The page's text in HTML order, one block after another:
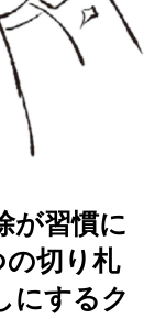
が習慣に
切り札
にするク